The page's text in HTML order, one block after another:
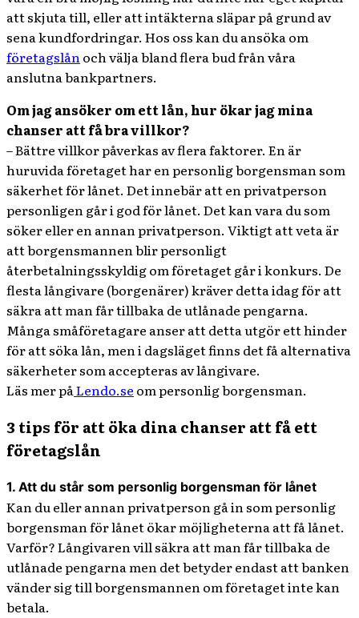
att skjuta till, eller att intäkterna släpar på grund av
sena kundfordringar. Hos oss kan du ansöka om
företagslånoch välja bland flera bud från våra
anslutna bankpartners.
Om jag ansöker om ett lån, hur ökar jag mina
chanser att få bra villkor?
– Bättre villkor påverkas av flera faktorer. En är
huruvida företaget har en personlig borgensman som
säkerhet för lånet. Det innebär att en privatperson
personligen går i god för lånet. Det kan vara du som
söker eller en annan privatperson. Viktigt att veta är
att borgensmannen blir personligt
återbetalningsskyldig om företaget går i konkurs. De
flesta långivare (borgenärer) kräver detta idag för att
säkra att man får tillbaka de utlånade pengarna.
Många småföretagare anser att detta utgör ett hinder
för att söka lån, men i dagsläget finns det få alternativa
säkerheter som accepteras av långivare.
Läs mer påLendo.se om personlig borgensman.
3 tips för att öka dina chanser att få ett
företagslån
1. Att du står som personlig borgensman för lånet
Kan du eller annan privatperson gå in som personlig
borgensman för lånet ökar möjligheterna att få lånet.
Varför? Långivaren vill säkra att man får tillbaka de
utlånade pengarna men det betyder endast att banken
vänder sig till borgensmannen om företaget inte kan
betala.